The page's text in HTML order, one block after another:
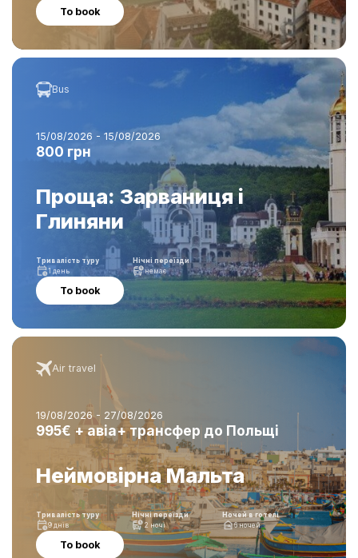
To book
Bus
15/08/2026 - 15/08/2026
800 грн
Проща: Зарваниця і
Глиняни
To book
Тривалість туру
1 день
Нічні переїзди
немає
Air travel
19/08/2026 - 27/08/2026
995€ + авіа+ трансфер до Польщі
Неймовірна Мальта
To book
Тривалість туру
9 днів
Нічні переїзди
2 ночі
Ночей в готелі
6 ночей